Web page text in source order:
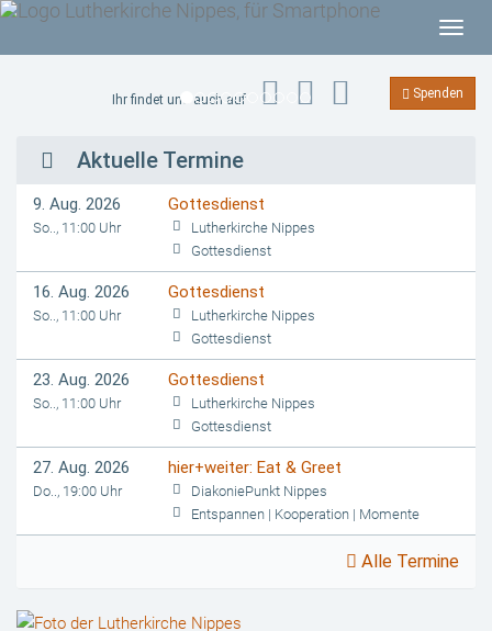
T
o
g
g
i
t
n
Ihr findet uns auch auf Spenden
P
r
e
v
i
u
s
e
t
Aktuelle Termine
9. Aug. 2026
So.., 11:00 Uhr
Gottesdienst
Lutherkirche Nippes
Gottesdienst
16. Aug. 2026
So.., 11:00 Uhr
Gottesdienst
Lutherkirche Nippes
Gottesdienst
23. Aug. 2026
So.., 11:00 Uhr
Gottesdienst
Lutherkirche Nippes
Gottesdienst
27. Aug. 2026
Do.., 19:00 Uhr
hier+weiter: Eat & Greet
DiakoniePunkt Nippes
Entspannen | Kooperation | Momente
Alle Termine